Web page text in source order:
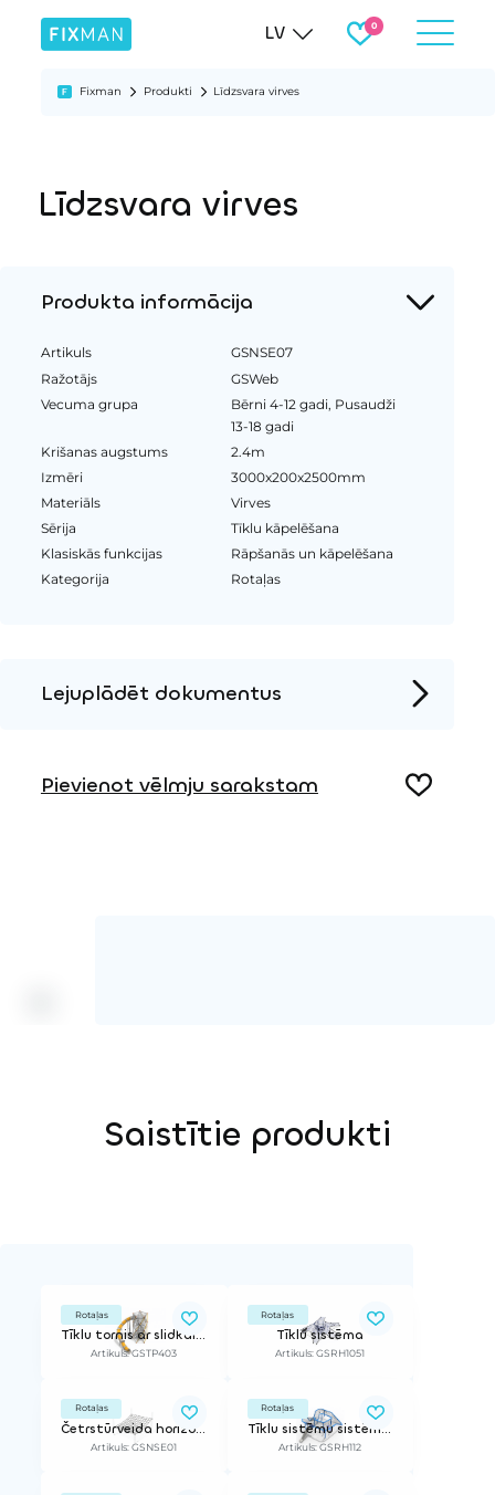
LV
Fixman Produkti Līdzsvara virves
Līdzsvara virves
Produkta informācija
Artikuls
GSNSE07
Ražotājs
GSWeb
Vecuma grupa
Bērni 4-12 gadi, Pusaudži
13-18 gadi
Krišanas augstums
2.4m
Izmēri
3000x200x2500mm
Materiāls
Virves
Sērija
Tīklu kāpelēšana
Klasiskās funkcijas
Rāpšanās un kāpelēšana
Kategorija
Rotaļas
Lejuplādēt dokumentus
Pievienot vēlmju sarakstam
Saistītie produkti
Rotaļas
Tīklu tornis ar slidkalniņu
Artikuls: GSTP403
Rotaļas
Tīklu sistēma
Artikuls: GSRH1051
Rotaļas
Četrstūrveida horizontālais tīkls
Artikuls: GSNSE01
Rotaļas
Tīklu sistēmu sistēma Rolling Hills
Artikuls: GSRH112